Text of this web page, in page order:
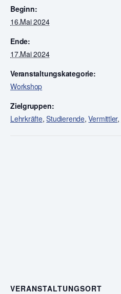
Beginn:
16.Mai 2024
Ende:
17.Mai 2024
Veranstaltungskategorie:
Workshop
Zielgruppen:
Lehrkräfte,Studierende,Vermittler,
VERANSTALTUNGSORT